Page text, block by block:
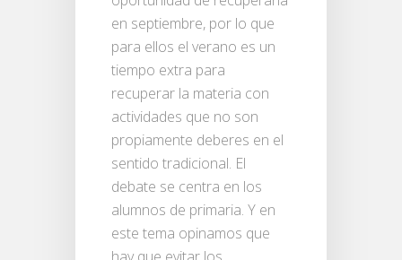
en septiembre, por lo que
para ellos el verano es un
tiempo extra para
recuperar la materia con
actividades que no son
propiamente deberes en el
sentido tradicional. El
debate se centra en los
alumnos de primaria. Y en
este tema opinamos que